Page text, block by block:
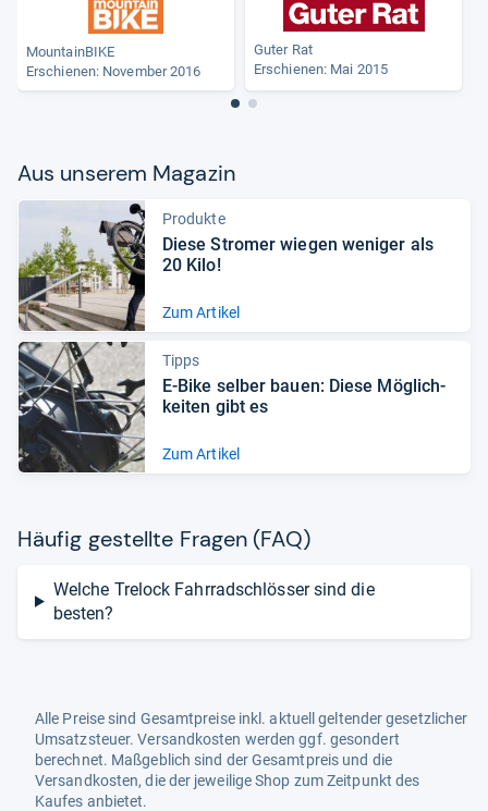
MountainBIKE
Erschienen: November 2016
Guter Rat
Erschienen: Mai 2015
Aus unse­rem Maga­zin
Produkte
Diese Stro­mer wie­gen weni­ger als
20 Kilo!
Zum Artikel
Tipps
E-​Bike sel­ber bauen: Diese Mög­lich­
kei­ten gibt es
Zum Artikel
Häu­fig gestellte Fra­gen (FAQ)
Welche Trelock Fahrradschlösser sind die
besten?
Alle Preise sind Gesamtpreise inkl. aktuell geltender gesetzlicher
Umsatzsteuer. Versandkosten werden ggf. gesondert
berechnet. Maßgeblich sind der Gesamtpreis und die
Versandkosten, die der jeweilige Shop zum Zeitpunkt des
Kaufes anbietet.